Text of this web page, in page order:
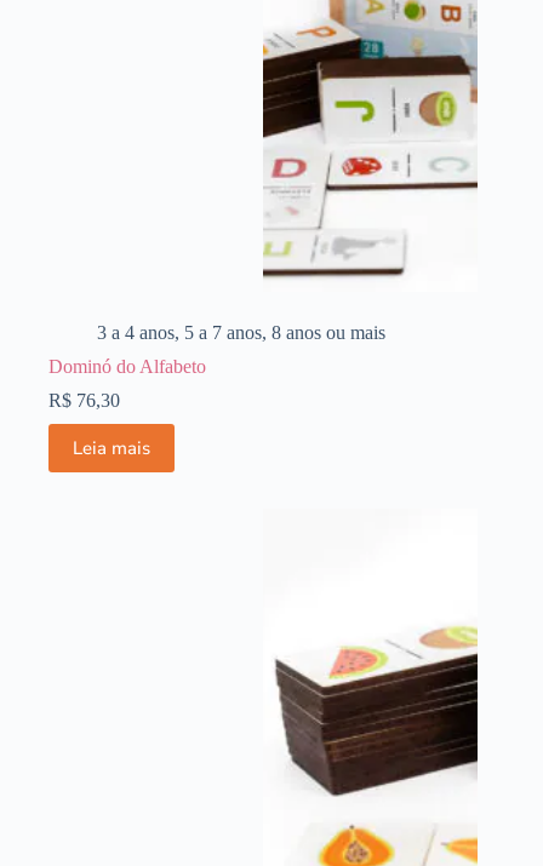
3 a 4 anos, 5 a 7 anos, 8 anos ou mais
Dominó do Alfabeto
R$ 76,30
Leia mais